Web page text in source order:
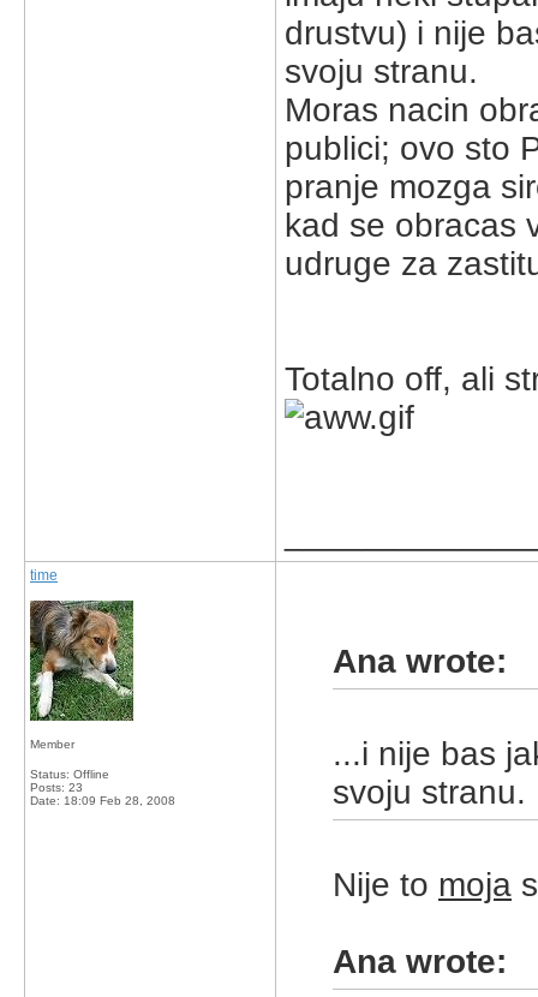
drustvu) i nije
svoju stranu.
Moras nacin
publici; ovo sto
pranje mozga
kad se obracas
udruge za
Totalno off, ali
time
Member
Status: Offline
Posts: 23
Date: 18:09 Feb 28, 2008
Ana wrote:
...i nije bas
svoju stranu.
Nije to moja
Ana wrote: